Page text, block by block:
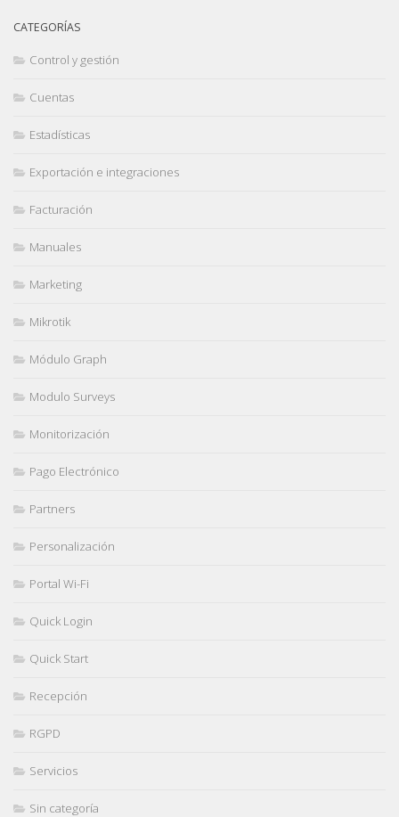
CATEGORÍAS
Control y gestión
Cuentas
Estadísticas
Exportación e integraciones
Facturación
Manuales
Marketing
Mikrotik
Módulo Graph
Modulo Surveys
Monitorización
Pago Electrónico
Partners
Personalización
Portal Wi-Fi
Quick Login
Quick Start
Recepción
RGPD
Servicios
Sin categoría